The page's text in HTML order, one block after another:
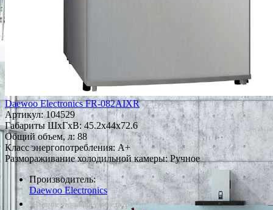
Daewoo Electronics FR-082AIXR
Артикул:104529
Габариты ШxГxВ: 45.2x44x72.6
Общий объем, л: 88
Класс энергопотребления: A+
Размораживание холодильной камеры: Ручное
Производитель:
Daewoo Electronics
*Наличие уточняйте у менеджера